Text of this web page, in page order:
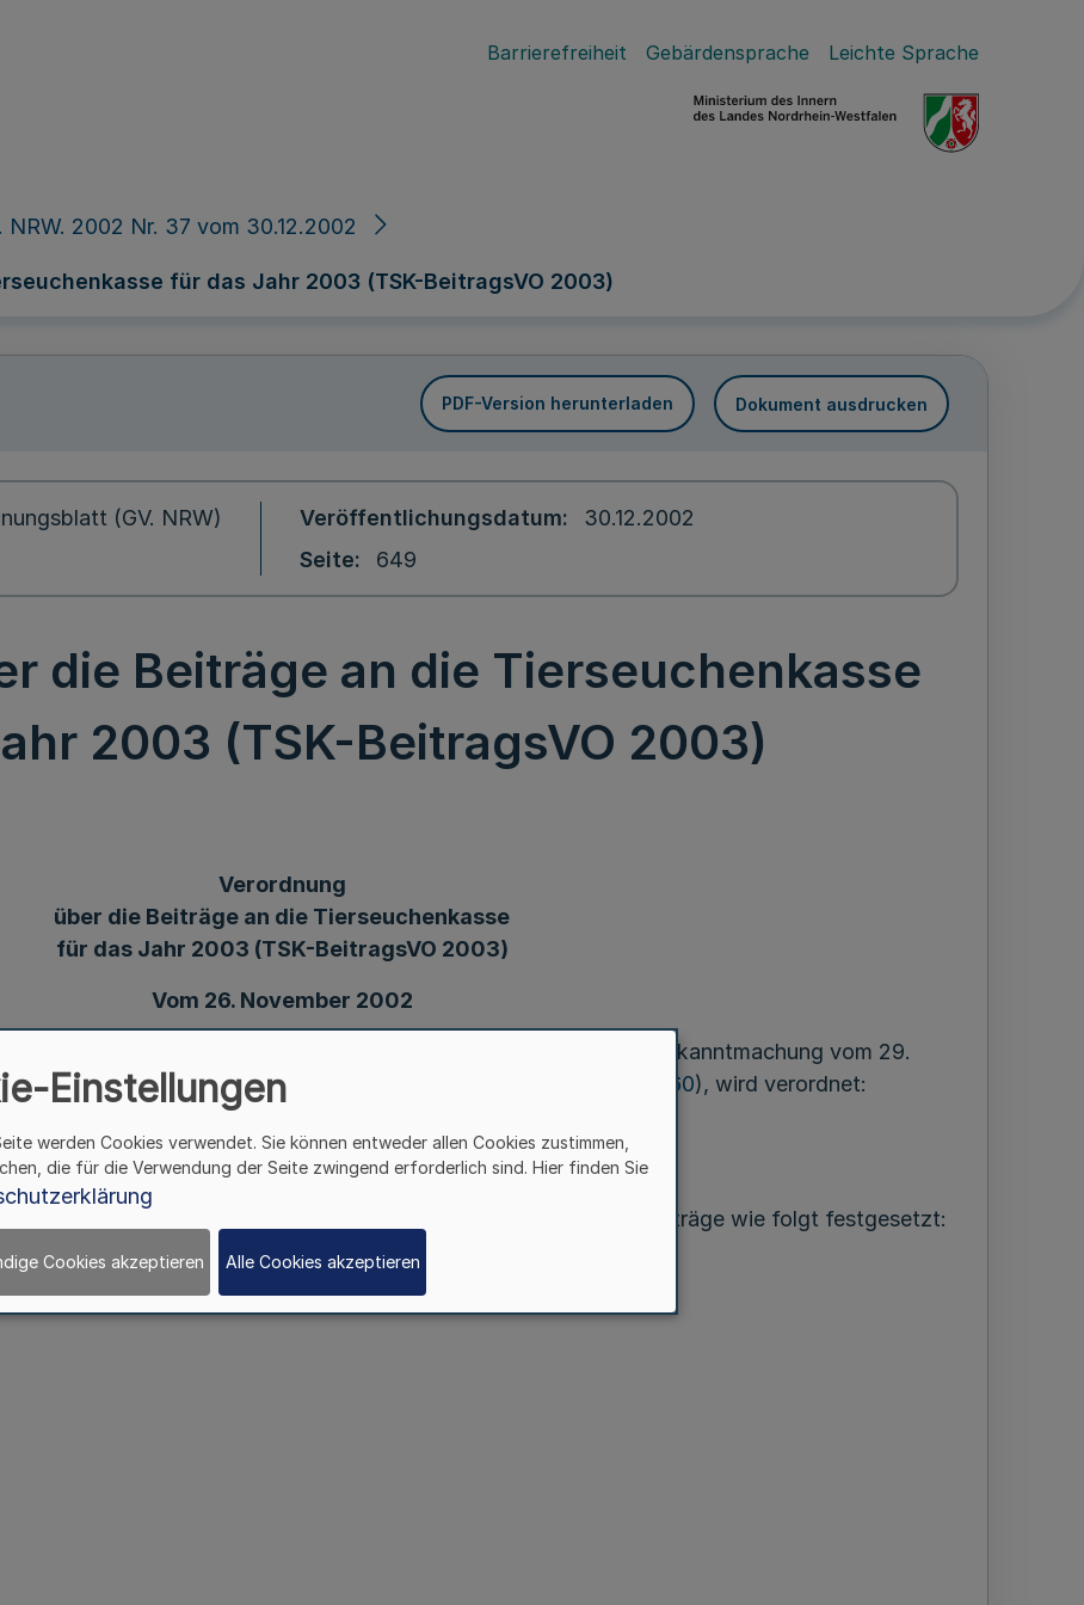
Barrierefreiheit Gebärdensprache Leichte Sprache
NRW. 2002 Nr. 37 vom 30.12.2002
für das Jahr 2003 (TSK-BeitragsVO 2003)
PDF-Version herunterladen Dokument ausdrucken
(GV. NRW)
Veröffentlichungsdatum
30.12.2002
Seite
649
die Beiträge an die Tierseuchenkasse
2003 (TSK-BeitragsVO 2003)
Verordnung
über die Beiträge an die Tierseuchenkasse
für das Jahr 2003 (TSK-BeitragsVO 2003)
Vom 26. November 2002
zum Tierseuchengesetz (AGTierSG-NW) in der Fassung der Bekanntmachung vom 29.
geändert durch Gesetz vom 14. Dezember 1999 ( GV. NRW. S. 660), wird verordnet:
§ 1
Beiträge
die von den Tierbesitzern für das Jahr 2003 zu erhebenden Beiträge wie folgt festgesetzt:
Einstellungen
werden Cookies verwendet. Sie können entweder allen Cookies zustimmen,
die für die Verwendung der Seite zwingend erforderlich sind. Hier finden Sie
Cookies akzeptieren Alle Cookies akzeptieren